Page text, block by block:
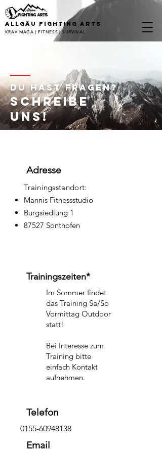
ALLGÄU FIGHTING ARTS
KRAV MAGA | FITNESS | SURVIVAL
Du hast fragen?
SCHREIBE
UNS!
Adresse
Trainingsstandort:
Mannis Fitnessstudio
Burgsiedlung 1
87527 Sonthofen
Trainingszeiten*
Im Sommer findet
das Training Sa/So
Vormittag Outdoor
statt!
Bei Interesse zum
Training bitte
einfach Kontakt
aufnehmen.
Telefon
0155-60948138
Email